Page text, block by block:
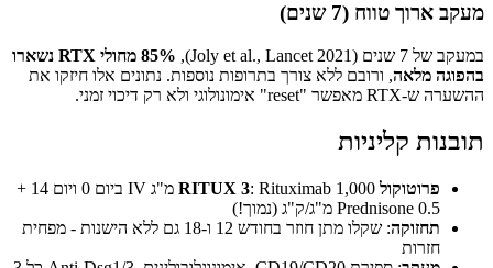
מעקב ארוך טווח (7 שנים)
במעקב של 7 שנים (Joly et al., Lancet 2021),
85% מחולי RTX נשארו
בהפוגה מלאה, ורובם ללא צורך בתרופות נוספות. נתונים אלו חיזקו את
ההשערה ש-RTX מאפשר "reset" אימונולוגי ולא רק דיכוי זמני.
תובנות קליניות
פרוטוקול RITUX 3
: Rituximab 1,000 מ"ג IV ביום 0 ויום 14 +
Prednisone 0.5 מ"ג/ק"ג (נמוך!)
תחזוקה
: שקלו מתן חוזר בחודש 12 ו-18 גם ללא הישנות - מפחית
חזרות